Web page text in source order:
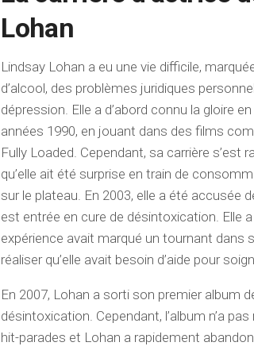
Lohan
Lindsay Lohan a eu une vie difficile,
d’alcool, des problèmes juridiques
dépression. Elle a d’abord connu la gloire
années 1990, en jouant dans des films
Fully Loaded. Cependant, sa carrière s’est
qu’elle ait été surprise en train de
sur le plateau. En 2003, elle a été accusée
est entrée en cure de désintoxication. Elle
expérience avait marqué un tournant dans
réaliser qu’elle avait besoin d’aide pour
En 2007, Lohan a sorti son premier album
désintoxication. Cependant, l’album n’a
hit-parades et Lohan a rapidement